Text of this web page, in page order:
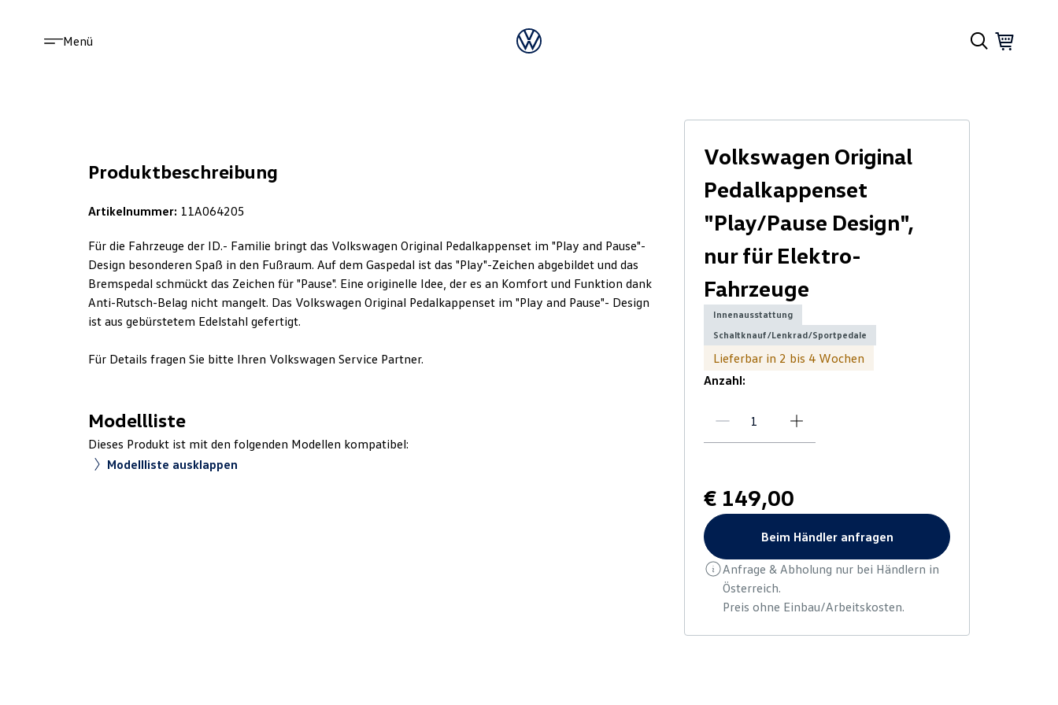
Menü
Produktbeschreibung
Artikelnummer: 11A064205
Für die Fahrzeuge der ID.- Familie bringt das Volkswagen Original Pedalkappenset im "Play and Pause"-
Design besonderen Spaß in den Fußraum. Auf dem Gaspedal ist das "Play"-Zeichen abgebildet und das
Bremspedal schmückt das Zeichen für "Pause". Eine originelle Idee, der es an Komfort und Funktion dank
Anti-Rutsch-Belag nicht mangelt. Das Volkswagen Original Pedalkappenset im "Play and Pause"- Design
ist aus gebürstetem Edelstahl gefertigt.
Für Details fragen Sie bitte Ihren Volkswagen Service Partner.
Modellliste
Dieses Produkt ist mit den folgenden Modellen kompatibel:
Modellliste ausklappen
Volkswagen Original
Pedalkappenset
"Play/Pause Design",
nur für Elektro-
Fahrzeuge
Innenausstattung
Schaltknauf/Lenkrad/Sportpedale
Lieferbar in 2 bis 4 Wochen
Anzahl:
€ 149,00
Beim Händler anfragen
Anfrage & Abholung nur bei Händlern in
Österreich.
Preis ohne Einbau/Arbeitskosten.